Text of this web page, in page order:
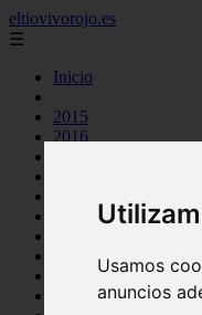
Usamos
anuncios
eltiovivorojo.es
☰
Inicio
2015
2016
espana
mariscos
postres